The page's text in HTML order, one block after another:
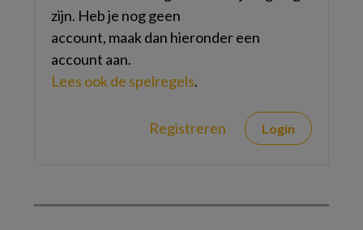
zijn. Heb je nog geen
account, maak dan hieronder een
account aan.
Lees ook de spelregels.
Registreren Login